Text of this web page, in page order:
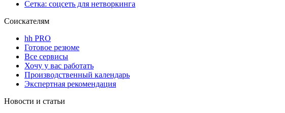
Сетка: соцсеть для нетворкинга
Соискателям
hh PRO
Готовое резюме
Все сервисы
Хочу у вас работать
Производственный календарь
Экспертная рекомендация
Новости и статьи